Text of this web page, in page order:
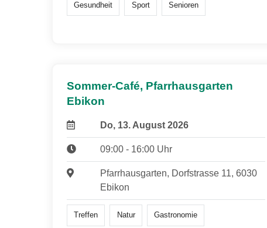
Gesundheit Sport Senioren
Sommer-Café, Pfarrhausgarten
Ebikon
Do, 13. August 2026
09:00 - 16:00 Uhr
Pfarrhausgarten, Dorfstrasse 11, 6030
Ebikon
Treffen Natur Gastronomie